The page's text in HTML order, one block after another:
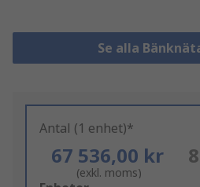
Se alla
Antal (1 enhet)*
67 536,00 kr
(exkl. moms)